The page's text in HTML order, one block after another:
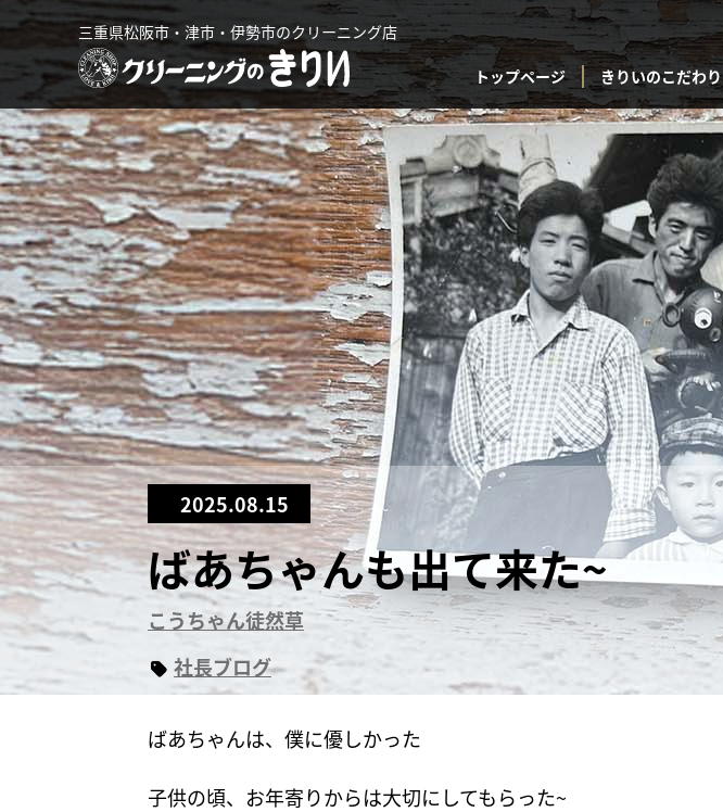
三重県松阪市・津市・伊勢市のクリーニング店
トップページ きりいのこだわり
2025.08.15
ばあちゃんも出て来た~
こうちゃん徒然草
社長ブログ
ばあちゃんは、僕に優しかった
子供の頃、お年寄りからは大切にしてもらった~